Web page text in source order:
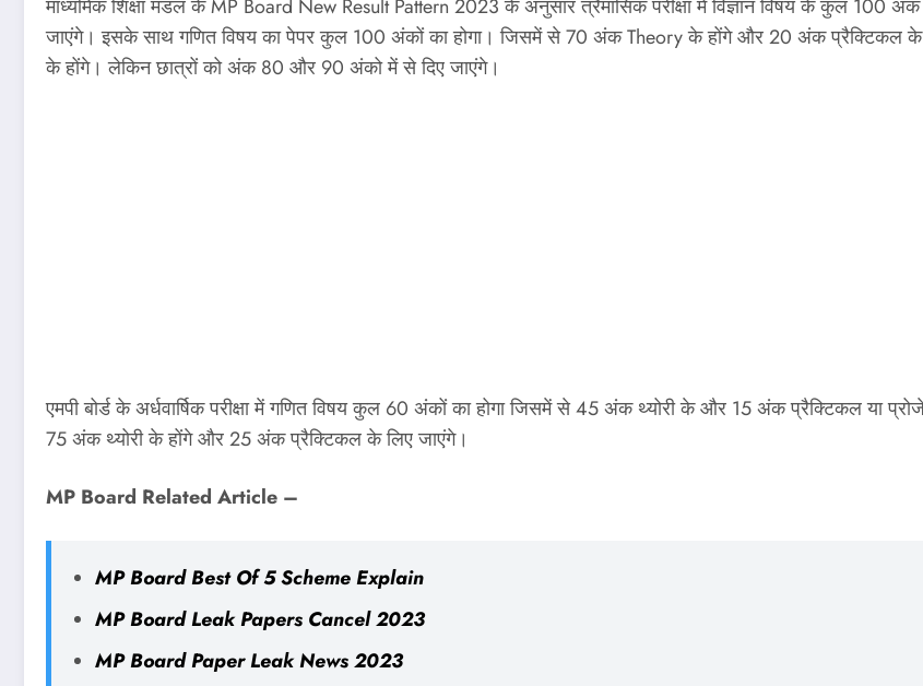
माध्यमिक शिक्षा मंडल के MP Board New Result Pattern 2023 के अनुसार त्रैमासिक परीक्षा मे विज्ञान विषय के कुल
जाएंगे। इसके साथ गणित विषय का पेपर कुल 100 अंकों का होगा। जिसमें से 70 अंक Theory के होंगे और 20 अंक प्रैक्टिकल के
के होंगे। लेकिन छात्रों को अंक 80 और 90 अंको में से दिए जाएंगे।
एमपी बोर्ड के अर्धवार्षिक परीक्षा में गणित विषय कुल 60 अंकों का होगा जिसमें से 45 अंक थ्योरी के और 15 अंक प्रैक्टिकल या
75 अंक थ्योरी के होंगे और 25 अंक प्रैक्टिकल के लिए जाएंगे।
MP Board Related Article –
MP Board Best Of 5 Scheme Explain
MP Board Leak Papers Cancel 2023
MP Board Paper Leak News 2023